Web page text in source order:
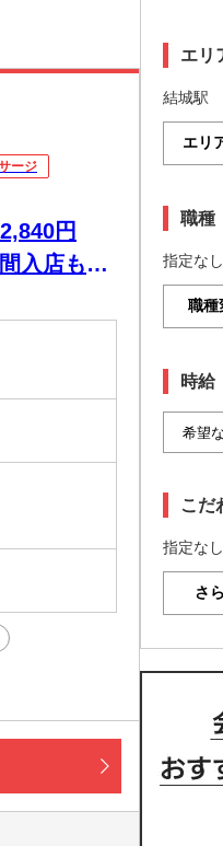
ージ
円
入店も
エリ
結城駅
エリ
職種
指定なし
職種
時給
こだ
指定なし
さ